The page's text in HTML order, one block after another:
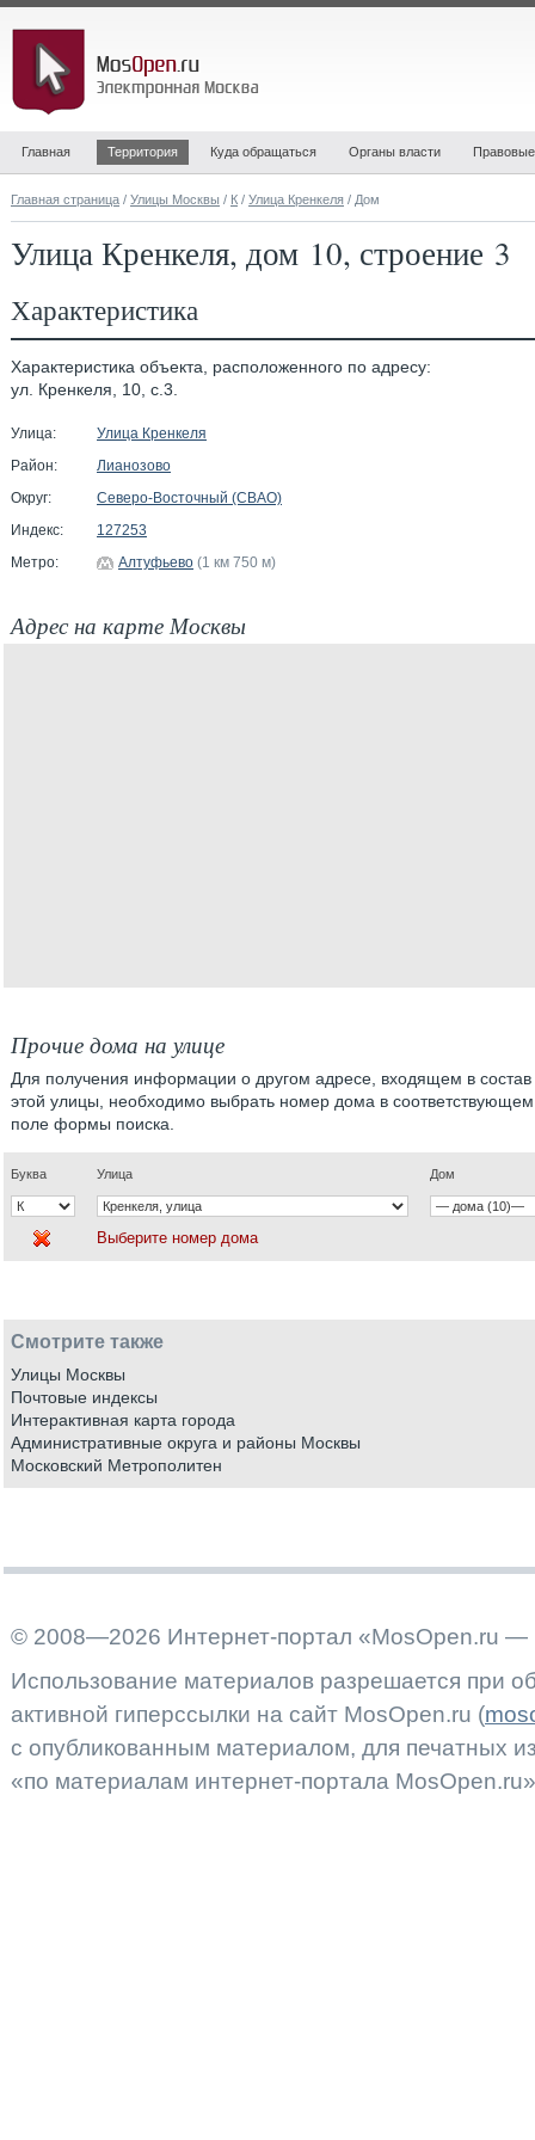
Главная Территория Куда обращаться Органы власти
Главная страница / Улицы Москвы / К / Улица Кренкеля / Дом
Улица Кренкеля, дом 10, строение 3
Характеристика
Характеристика объекта, расположенного по адресу:
ул. Кренкеля, 10, с.3.
Улица:
Улица Кренкеля
Район:
Лианозово
Округ:
Северо-Восточный (СВАО)
Индекс:
127253
Метро:
Алтуфьево (1 км 750 м)
Адрес на карте Москвы
Прочие дома на улице
Для получения информации о другом адресе, входящем в состав
этой улицы, необходимо выбрать номер дома в соответствующем
поле формы поиска.
Буква Улица Дом
Выберите номер дома
Смотрите также
Улицы Москвы
Почтовые индексы
Интерактивная карта города
Административные округа и районы Москвы
Московский Метрополитен
© 2008—2026 Интернет-портал «MosOpen.ru —
Использование материалов разрешается при
активной гиперссылки на сайт MosOpen.ru (
с опубликованным материалом, для печатных
«по материалам интернет-портала